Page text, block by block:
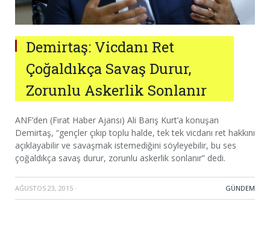
Demirtaş: Vicdanı Ret
Çoğaldıkça Savaş Durur,
Zorunlu Askerlik Sonlanır
ANF’den (Fırat Haber Ajansı) Ali Barış Kurt’a konuşan
Demirtaş, “gençler çıkıp toplu halde, tek tek vicdanı ret hakkını
açıklayabilir ve savaşmak istemediğini söyleyebilir, bu ses
çoğaldıkça savaş durur, zorunlu askerlik sonlanır” dedi.
AĞUSTOS 23, 2015 · GÜNDEM